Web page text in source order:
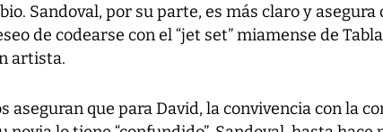
Sandoval, por su parte, es más claro y asegura
de codearse con el “jet set” miamense de
artista.
aseguran que para David, la convivencia con la